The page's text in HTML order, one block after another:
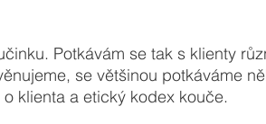
Potkávám se tak s klienty
se většinou potkáváme
klienta a etický kodex kouče.